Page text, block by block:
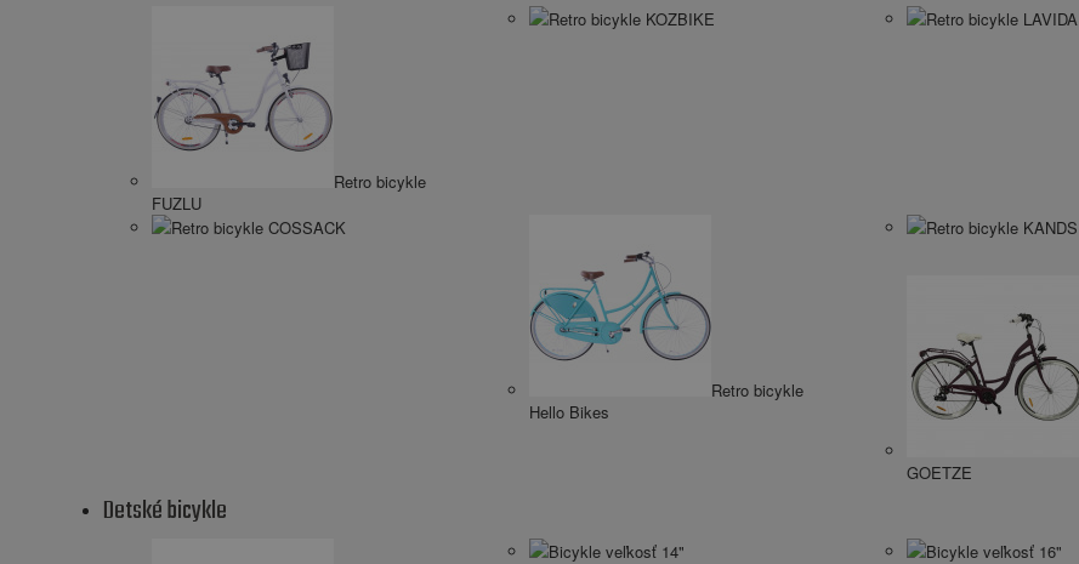
Retro bicykle
FUZLU
Retro bicykle KOZBIKE Retro bicykle LAVIDA
Retro bicykle COSSACK
Retro bicykle
Hello Bikes
Retro bicykle KANDS
GOETZE
Detské bicykle
Bicykle veľkosť 14" Bicykle veľkosť 16"